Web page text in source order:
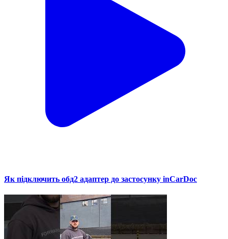
Як підключить обд2 адаптер до застосунку inCarDoc